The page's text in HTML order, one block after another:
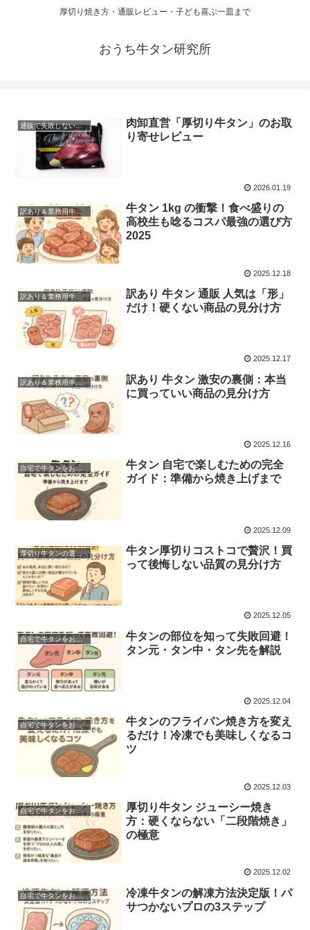
厚切り焼き方・通販レビュー・子ども喜ぶ一皿まで
おうち牛タン研究所
通販で失敗しない牛タン購入ガイド
肉卸直営「厚切り牛タン」のお取
り寄せレビュー
2026.01.19
訳あり＆業務用牛タンのコスパ特化攻略
牛タン 1kg の衝撃！食べ盛りの
高校生も唸るコスパ最強の選び方
2025
2025.12.18
訳あり＆業務用牛タンのコスパ特化攻略
訳あり 牛タン 通販 人気は「形」
だけ！硬くない商品の見分け方
2025.12.17
訳あり＆業務用牛タンのコスパ特化攻略
訳あり 牛タン 激安の裏側：本当
に買っていい商品の見分け方
2025.12.16
自宅で牛タンをおいしく焼く方法
牛タン 自宅で楽しむための完全
ガイド：準備から焼き上げまで
2025.12.09
厚切り牛タンの選び方とコスパ比較
牛タン厚切りコストコで贅沢！買
って後悔しない品質の見分け方
2025.12.05
自宅で牛タンをおいしく焼く方法
牛タンの部位を知って失敗回避！
タン元・タン中・タン先を解説
2025.12.04
自宅で牛タンをおいしく焼く方法
牛タンのフライパン焼き方を変え
るだけ！冷凍でも美味しくなるコ
ツ
2025.12.03
自宅で牛タンをおいしく焼く方法
厚切り牛タン ジューシー焼き
方：硬くならない「二段階焼き」
の極意
2025.12.02
自宅で牛タンをおいしく焼く方法
冷凍牛タンの解凍方法決定版！パ
サつかないプロの3ステップ